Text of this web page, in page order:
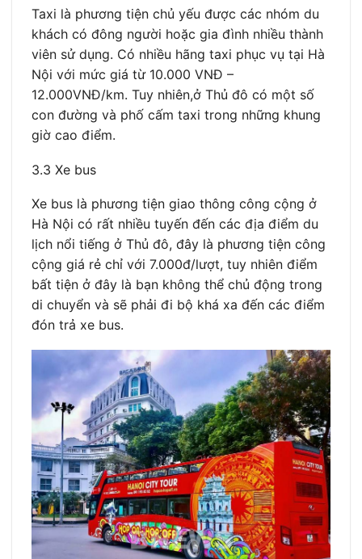
Taxi là phương tiện chủ yếu được các nhóm du
khách có đông người hoặc gia đình nhiều thành
viên sử dụng. Có nhiều hãng taxi phục vụ tại Hà
Nội với mức giá từ 10.000 VNĐ –
12.000VNĐ/km. Tuy nhiên,ở Thủ đô có một số
con đường và phố cấm taxi trong những khung
giờ cao điểm.
3.3 Xe bus
Xe bus là phương tiện giao thông công cộng ở
Hà Nội có rất nhiều tuyến đến các địa điểm du
lịch nổi tiếng ở Thủ đô, đây là phương tiện công
cộng giá rẻ chỉ với 7.000đ/lượt, tuy nhiên điểm
bất tiện ở đây là bạn không thể chủ động trong
di chuyển và sẽ phải đi bộ khá xa đến các điểm
đón trả xe bus.